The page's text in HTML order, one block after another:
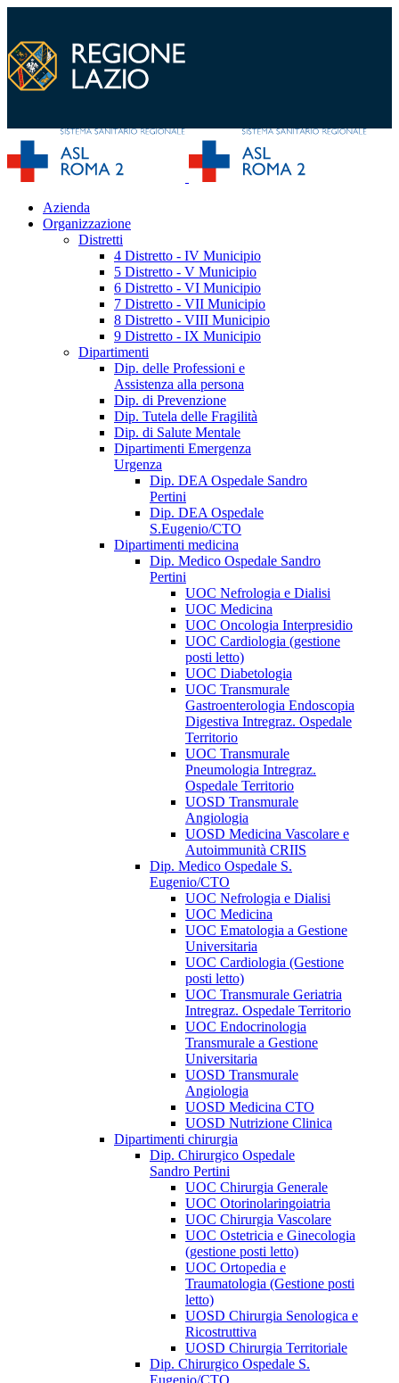
Azienda
Organizzazione
Distretti
4 Distretto - IV Municipio
5 Distretto - V Municipio
6 Distretto - VI Municipio
7 Distretto - VII Municipio
8 Distretto - VIII Municipio
9 Distretto - IX Municipio
Dipartimenti
Dip. delle Professioni e
Assistenza alla persona
Dip. di Prevenzione
Dip. Tutela delle Fragilità
Dip. di Salute Mentale
Dipartimenti Emergenza
Urgenza
Dip. DEA Ospedale Sandro
Pertini
Dip. DEA Ospedale
S.Eugenio/CTO
Dipartimenti medicina
Dip. Medico Ospedale Sandro
Pertini
UOC Nefrologia e Dialisi
UOC Medicina
UOC Oncologia Interpresidio
UOC Cardiologia (gestione
posti letto)
UOC Diabetologia
UOC Transmurale
Gastroenterologia Endoscopia
Digestiva Intregraz. Ospedale
Territorio
UOC Transmurale
Pneumologia Intregraz.
Ospedale Territorio
UOSD Transmurale
Angiologia
UOSD Medicina Vascolare e
Autoimmunità CRIIS
Dip. Medico Ospedale S.
Eugenio/CTO
UOC Nefrologia e Dialisi
UOC Medicina
UOC Ematologia a Gestione
Universitaria
UOC Cardiologia (Gestione
posti letto)
UOC Transmurale Geriatria
Intregraz. Ospedale Territorio
UOC Endocrinologia
Transmurale a Gestione
Universitaria
UOSD Transmurale
Angiologia
UOSD Medicina CTO
UOSD Nutrizione Clinica
Dipartimenti chirurgia
Dip. Chirurgico Ospedale
Sandro Pertini
UOC Chirurgia Generale
UOC Otorinolaringoiatria
UOC Chirurgia Vascolare
UOC Ostetricia e Ginecologia
(gestione posti letto)
UOC Ortopedia e
Traumatologia (Gestione posti
letto)
UOSD Chirurgia Senologica e
Ricostruttiva
UOSD Chirurgia Territoriale
Dip. Chirurgico Ospedale S.
Eugenio/CTO